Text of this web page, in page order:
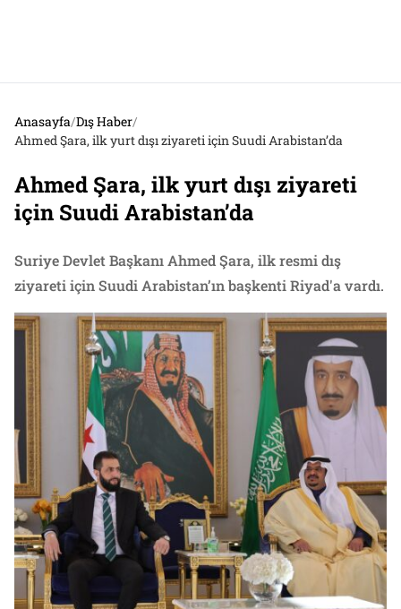
Anasayfa/Dış Haber/
Ahmed Şara, ilk yurt dışı ziyareti için Suudi Arabistan’da
Ahmed Şara, ilk yurt dışı ziyareti
için Suudi Arabistan’da
Suriye Devlet Başkanı Ahmed Şara, ilk resmi dış
ziyareti için Suudi Arabistan’ın başkenti Riyad'a vardı.